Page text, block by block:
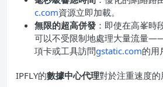
c.com資源立即加載。
無限的超高併發 ：即使在高峯時
可以不受限制地處理大量流量
項卡或工具訪問gstatic.com的用
IPFLY的數據中心代理對於注重速度